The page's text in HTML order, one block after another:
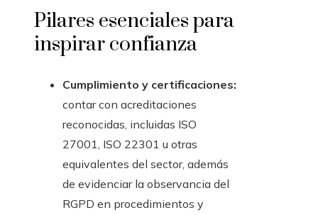
Pilares esenciales para
inspirar confianza
Cumplimiento y certificaciones:
contar con acreditaciones
reconocidas, incluidas ISO
27001, ISO 22301 u otras
equivalentes del sector, además
de evidenciar la observancia del
RGPD en procedimientos y